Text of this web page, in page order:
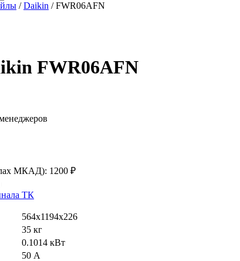
/Daikin / FWR06AFN
FWR06AFN
МКАД): 1200 ₽
ТК
564х1194х226
35 кг
0.1014 кВт
50 А